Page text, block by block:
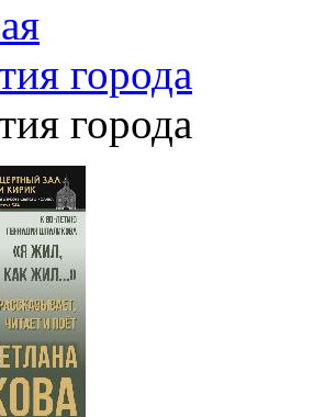
города
города